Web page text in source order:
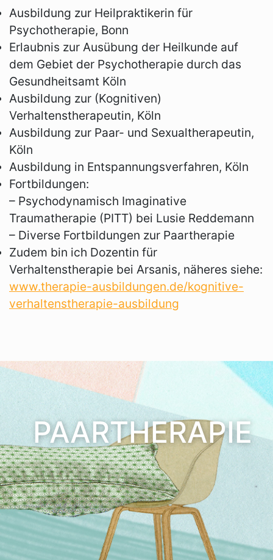
Ausbildung zur Heilpraktikerin für
Psychotherapie, Bonn
Erlaubnis zur Ausübung der Heilkunde auf
dem Gebiet der Psychotherapie durch das
Gesundheitsamt Köln
Ausbildung zur (Kognitiven)
Verhaltenstherapeutin, Köln
Ausbildung zur Paar- und Sexualtherapeutin,
Köln
Ausbildung in Entspannungsverfahren, Köln
Fortbildungen:
– Psychodynamisch Imaginative
Traumatherapie (PITT) bei Lusie Reddemann
– Diverse Fortbildungen zur Paartherapie
Zudem bin ich Dozentin für
Verhaltenstherapie bei Arsanis, näheres siehe:
www.therapie-ausbildungen.de/kognitive-
verhaltenstherapie-ausbildung
PAARTHERAPIE